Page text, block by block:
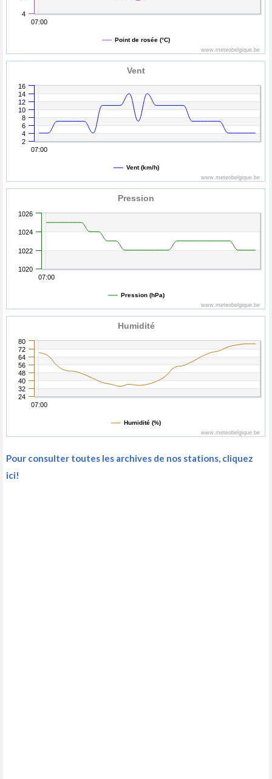
Point de rosée (°C)
07:00
4
www.meteobelgique.be
Vent
Vent (km/h)
07:00
2
4
6
8
10
12
14
16
www.meteobelgique.be
Pression
Pression (hPa)
07:00
1020
1022
1024
1026
www.meteobelgique.be
Humidité
Humidité (%)
07:00
24
32
40
48
56
64
72
80
www.meteobelgique.be
Pour consulter toutes les archives de nos stations, cliquez
ici!